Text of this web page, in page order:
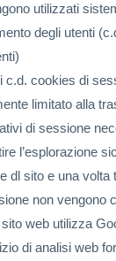
utilizzati
degli utenti
c.d. cookies di
limitato alla
di sessione
l’esplorazione
dl sito e una volta
non vengono
web utilizza
di analisi web